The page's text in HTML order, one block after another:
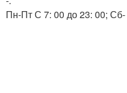
Пн-Пт С 7: 00 до 23: 00; Сб-